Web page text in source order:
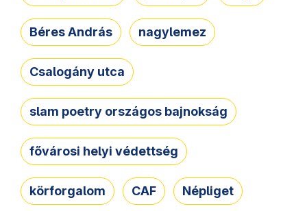
Béres András nagylemez
Csalogány utca
slam poetry országos bajnokság
fővárosi helyi védettség
körforgalom CAF Népliget